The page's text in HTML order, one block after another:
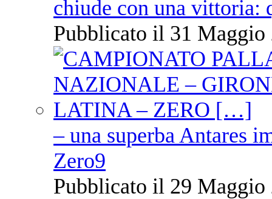
chiude con una vittoria:
Pubblicato il 31 Maggio
– una superba Antares
Zero9
Pubblicato il 29 Maggio